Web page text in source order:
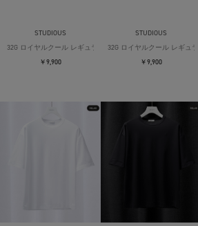
STUDIOUS
32G ロイヤルクール レギュラーTシャツ
￥9,900
STUDIOUS
32G ロイヤルクール レギュ
￥9,900